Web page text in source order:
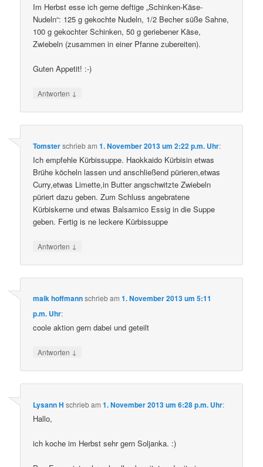
Im Herbst esse ich gerne deftige „Schinken-Käse-
Nudeln“: 125 g gekochte Nudeln, 1/2 Becher süße Sahne,
100 g gekochter Schinken, 50 g geriebener Käse,
Zwiebeln (zusammen in einer Pfanne zubereiten).
Guten Appetit! :-)
Antworten ↓
Tomsterschriebam1. November 2013 um 2:22 p.m. Uhr:
Ich empfehle Kürbissuppe. Haokkaido Kürbisin etwas
Brühe köcheln lassen und anschließend pürieren,etwas
Curry,etwas Limette,in Butter angschwitzte Zwiebeln
püriert dazu geben. Zum Schluss angebratene
Kürbiskerne und etwas Balsamico Essig in die Suppe
geben. Fertig is ne leckere Kürbissuppe
Antworten ↓
maik hoffmannschriebam1. November 2013 um 5:11
p.m. Uhr:
coole aktion gern dabei und geteilt
Antworten ↓
Lysann H schriebam1. November 2013 um 6:28 p.m. Uhr:
Hallo,
ich koche im Herbst sehr gern Soljanka. :)